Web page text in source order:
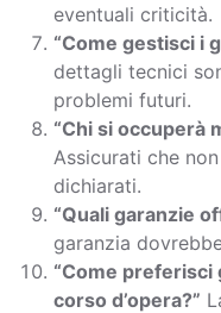
eventuali criticità.
“Come gestisci i
dettagli tecnici
problemi futuri.
“Chi si occuperà
Assicurati che
dichiarati.
“Quali garanzie
garanzia
“Come
corso d’opera?”